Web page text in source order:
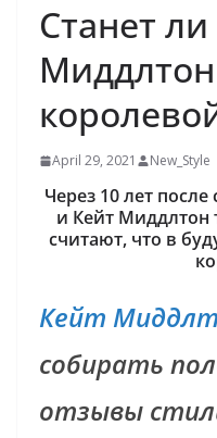
Станет
April 29, 2021 New_Style
Через 10 лет
и Кейт Миддлтон
считают, что в
Кейт
собирать
отзывы